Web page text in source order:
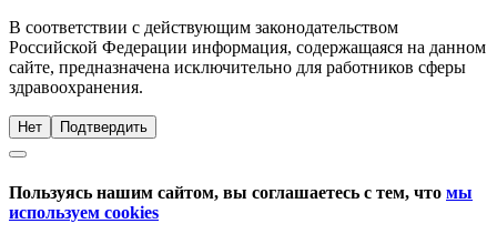
В соответствии с действующим законодательством
Российской Федерации информация, содержащаяся на данном
сайте, предназначена исключительно для работников сферы
здравоохранения.
Нет Подтвердить
Пользуясь нашим сайтом, вы соглашаетесь с тем, что мы
используем cookies